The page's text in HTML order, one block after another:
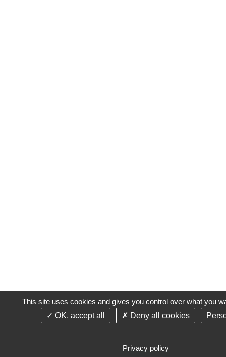
This site uses cookies and gives you control over what you
OK, accept all
Deny all cookies
Privacy policy